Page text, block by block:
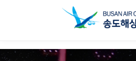
Array ( [0] => YY [1] => 09:00~22:00 [2]
now. [4] => Y [5] => - [6] => - )